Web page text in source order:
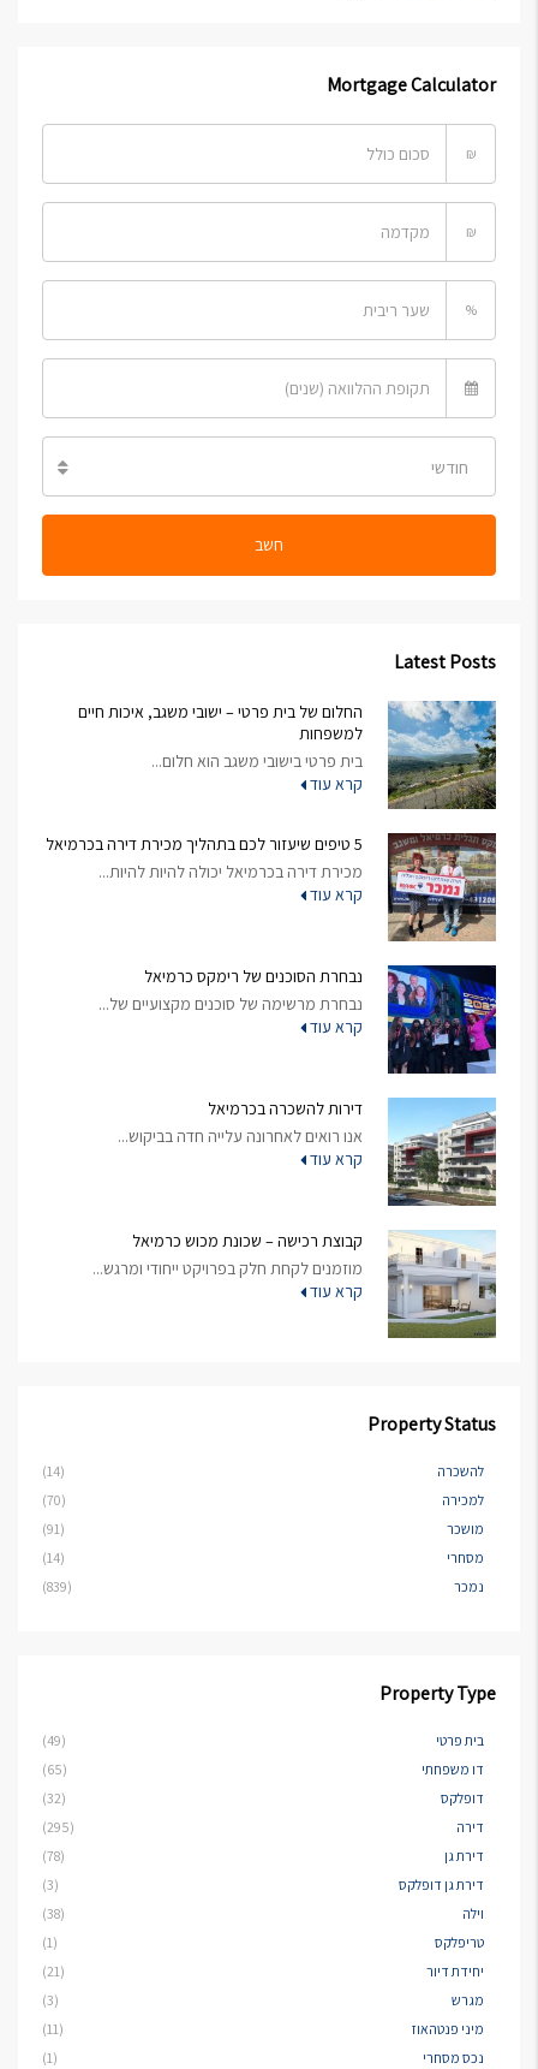
Mortgage Calculator
₪
₪
%
חודשי
חשב
Latest Posts
החלום של בית פרטי – ישובי משגב, איכות חיים
למשפחות
בית פרטי בישובי משגב הוא חלום...
קרא עוד
5 טיפים שיעזור לכם בתהליך מכירת דירה בכרמיאל
מכירת דירה בכרמיאל יכולה להיות להיות...
קרא עוד
נבחרת הסוכנים של רימקס כרמיאל
נבחרת מרשימה של סוכנים מקצועיים של...
קרא עוד
דירות להשכרה בכרמיאל
אנו רואים לאחרונה עלייה חדה בביקוש...
קרא עוד
קבוצת רכישה – שכונת מכוש כרמיאל
מוזמנים לקחת חלק בפרויקט ייחודי ומרגש...
קרא עוד
Property Status
להשכרה
(14)
למכירה
(70)
מושכר
(91)
מסחרי
(14)
נמכר
(839)
Property Type
בית פרטי
(49)
דו משפחתי
(65)
דופלקס
(32)
דירה
(295)
דירת גן
(78)
דירת גן דופלקס
(3)
וילה
(38)
טריפלקס
(1)
יחידת דיור
(21)
מגרש
(3)
מיני פנטהאוז
(11)
נכס מסחרי
(1)